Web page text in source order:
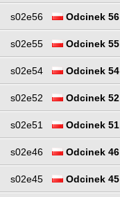
s02e56 Odcinek 56
s02e55 Odcinek 55
s02e54 Odcinek 54
s02e52 Odcinek 52
s02e51 Odcinek 51
s02e46 Odcinek 46
s02e45 Odcinek 45